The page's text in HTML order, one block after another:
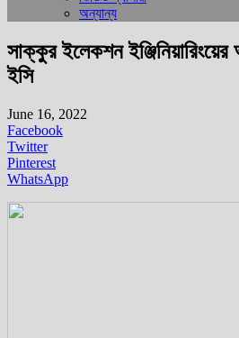
অন্যান্য
সাক্কুর ইলেকশন
ইসি
June 16, 2022
Facebook
Twitter
Pinterest
WhatsApp